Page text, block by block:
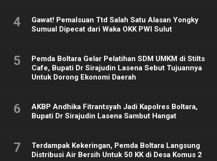
4
Gawat! Pemalsuan Ttd Salah Satu Alasan Yongky
Sumual Dipecat dari Waka OKK PWI Sulut
5
Pemda Boltara Gelar Pelatihan SDM UMKM di Stilts
Cafe, Bupati Dr Sirajudin Lasena Sebut Tujuannya
Untuk Dorong Ekonomi Daerah
6
AKBP Andhika Fitrantsyah Jadi Kapolres Boltara,
Bupati Dr Sirajudin Lasena Sambut Hangat
7
Terdampak Kekeringan, Pemda Boltara Langsung
Distribusi Air Bersih Untuk 50 KK di Desa Komus 2